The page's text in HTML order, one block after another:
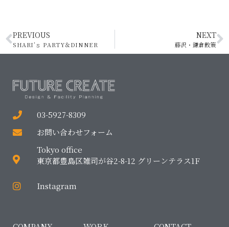
PREVIOUS
SHARI’ｓ PARTY＆DINNER
NEXT
藤沢・鎌倉散策
03-5927-8309
お問い合わせフォーム
Tokyo office
東京都豊島区雑司が谷2-8-12 グリーンテラス1F
Instagram